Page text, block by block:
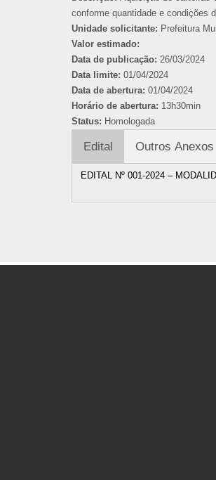
conforme quantidade e condições
Unidade solicitante: Prefeitura
Valor estimado:
Data de publicação: 26/03/2024
Data limite: 01/04/2024
Data de abertura: 01/04/2024
Horário de abertura: 13h30min
Status: Homologada
Edital Outros Anexos
EDITAL Nº 001-2024 –